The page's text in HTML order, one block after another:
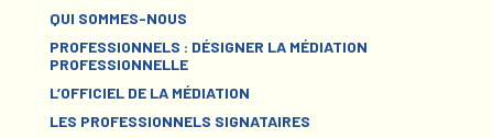
QUI SOMMES-NOUS
PROFESSIONNELS : DÉSIGNER LA MÉDIATION
PROFESSIONNELLE
L’OFFICIEL DE LA MÉDIATION
LES PROFESSIONNELS SIGNATAIRES